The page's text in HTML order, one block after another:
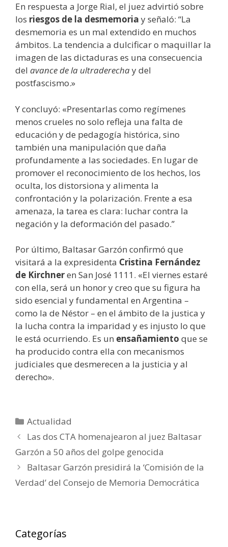
En respuesta a Jorge Rial, el juez advirtió sobre
los riesgos de la desmemoria y señaló: “La
desmemoria es un mal extendido en muchos
ámbitos. La tendencia a dulcificar o maquillar la
imagen de las dictaduras es una consecuencia
del avance de la ultraderechay del
postfascismo.»
Y concluyó: «Presentarlas como regímenes
menos crueles no solo refleja una falta de
educación y de pedagogía histórica, sino
también una manipulación que daña
profundamente a las sociedades. En lugar de
promover el reconocimiento de los hechos, los
oculta, los distorsiona y alimenta la
confrontación y la polarización. Frente a esa
amenaza, la tarea es clara: luchar contra la
negación y la deformación del pasado.”
Por último, Baltasar Garzón confirmó que
visitará a la expresidenta Cristina Fernández
de Kirchneren San José 1111. «El viernes estaré
con ella, será un honor y creo que su figura ha
sido esencial y fundamental en Argentina –
como la de Néstor – en el ámbito de la justica y
la lucha contra la imparidad y es injusto lo que
le está ocurriendo. Es un ensañamiento que se
ha producido contra ella con mecanismos
judiciales que desmerecen a la justicia y al
derecho».
Categorías
Actualidad
Las dos CTA homenajearon al juez Baltasar
Garzón a 50 años del golpe genocida
Baltasar Garzón presidirá la ‘Comisión de la
Verdad’ del Consejo de Memoria Democrática
Categorías